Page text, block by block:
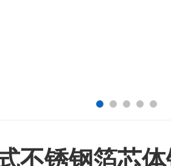
不锈钢箔芯